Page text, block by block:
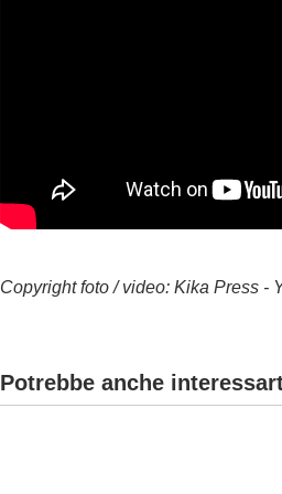
Copyright foto / video: Kika Press -
Potrebbe anche